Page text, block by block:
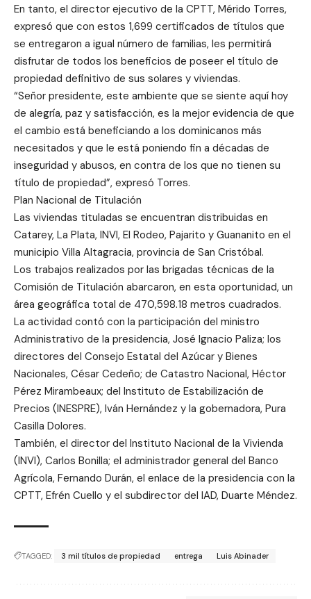
En tanto, el director ejecutivo de la CPTT, Mérido Torres,
expresó que con estos 1,699 certificados de títulos que
se entregaron a igual número de familias, les permitirá
disfrutar de todos los beneficios de poseer el título de
propiedad definitivo de sus solares y viviendas.
“Señor presidente, este ambiente que se siente aquí hoy
de alegría, paz y satisfacción, es la mejor evidencia de que
el cambio está beneficiando a los dominicanos más
necesitados y que le está poniendo fin a décadas de
inseguridad y abusos, en contra de los que no tienen su
título de propiedad”, expresó Torres.
Plan Nacional de Titulación
Las viviendas tituladas se encuentran distribuidas en
Catarey, La Plata, INVI, El Rodeo, Pajarito y Guananito en el
municipio Villa Altagracia, provincia de San Cristóbal.
Los trabajos realizados por las brigadas técnicas de la
Comisión de Titulación abarcaron, en esta oportunidad, un
área geográfica total de 470,598.18 metros cuadrados.
La actividad contó con la participación del ministro
Administrativo de la presidencia, José Ignacio Paliza; los
directores del Consejo Estatal del Azúcar y Bienes
Nacionales, César Cedeño; de Catastro Nacional, Héctor
Pérez Mirambeaux; del Instituto de Estabilización de
Precios (INESPRE), Iván Hernández y la gobernadora, Pura
Casilla Dolores.
También, el director del Instituto Nacional de la Vivienda
(INVI), Carlos Bonilla; el administrador general del Banco
Agrícola, Fernando Durán, el enlace de la presidencia con la
CPTT, Efrén Cuello y el subdirector del IAD, Duarte Méndez.
TAGGED: 3 mil títulos de propiedad entrega Luis Abinader